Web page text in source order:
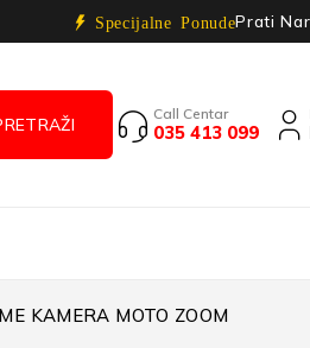
Specijalne PonudePrati
Call Centar
035 413 099
KAMERA MOTO ZOOM